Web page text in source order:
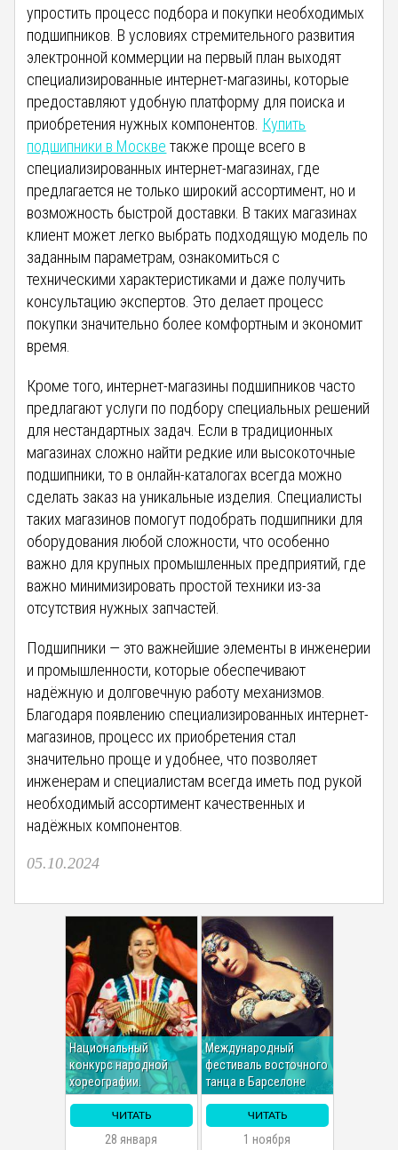
упростить процесс подбора и покупки необходимых
подшипников. В условиях стремительного развития
электронной коммерции на первый план выходят
специализированные интернет-магазины, которые
предоставляют удобную платформу для поиска и
приобретения нужных компонентов. Купить
подшипники в Москве также проще всего в
специализированных интернет-магазинах, где
предлагается не только широкий ассортимент, но и
возможность быстрой доставки. В таких магазинах
клиент может легко выбрать подходящую модель по
заданным параметрам, ознакомиться с
техническими характеристиками и даже получить
консультацию экспертов. Это делает процесс
покупки значительно более комфортным и экономит
время.
Кроме того, интернет-магазины подшипников часто
предлагают услуги по подбору специальных решений
для нестандартных задач. Если в традиционных
магазинах сложно найти редкие или высокоточные
подшипники, то в онлайн-каталогах всегда можно
сделать заказ на уникальные изделия. Специалисты
таких магазинов помогут подобрать подшипники для
оборудования любой сложности, что особенно
важно для крупных промышленных предприятий, где
важно минимизировать простой техники из-за
отсутствия нужных запчастей.
Подшипники — это важнейшие элементы в инженерии
и промышленности, которые обеспечивают
надёжную и долговечную работу механизмов.
Благодаря появлению специализированных интернет-
магазинов, процесс их приобретения стал
значительно проще и удобнее, что позволяет
инженерам и специалистам всегда иметь под рукой
необходимый ассортимент качественных и
надёжных компонентов.
05.10.2024
Национальный
конкурс народной
хореографии.
ЧИТАТЬ
28 января
Международный
фестиваль восточного
танца в Барселоне
ЧИТАТЬ
1 ноября